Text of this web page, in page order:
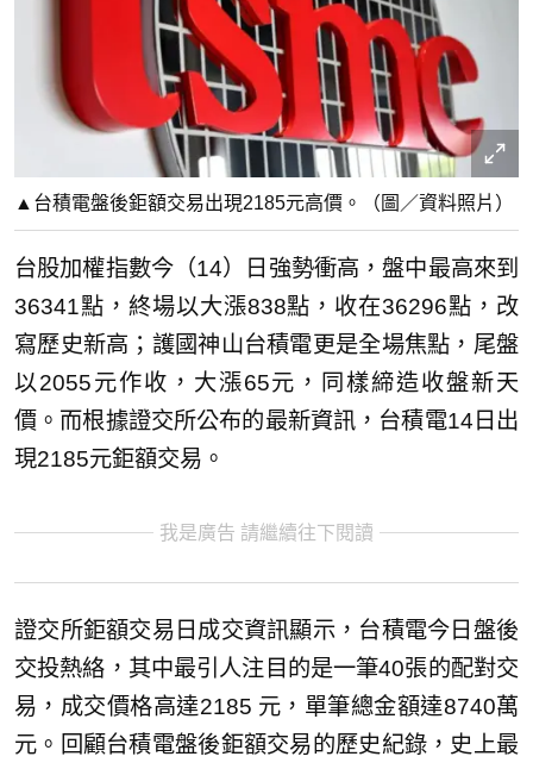
▲台積電盤後鉅額交易出現2185元高價。（圖／資料照片）
台股加權指數今（14）日強勢衝高，盤中最高來到
36341點，終場以大漲838點，收在36296點，改
寫歷史新高；護國神山台積電更是全場焦點，尾盤
以2055元作收，大漲65元，同樣締造收盤新天
價。而根據證交所公布的最新資訊，台積電14日出
現2185元鉅額交易。
我是廣告 請繼續往下閱讀
證交所鉅額交易日成交資訊顯示，台積電今日盤後
交投熱絡，其中最引人注目的是一筆40張的配對交
易，成交價格高達2185 元，單筆總金額達8740萬
元。回顧台積電盤後鉅額交易的歷史紀錄，史上最